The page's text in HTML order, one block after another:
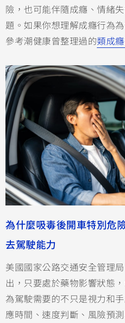
險，也可能伴隨成癮、情緒
題。如果你想理解成癮行為
參考潮健康曾整理過的類成
為什麼吸毒後開車特別危
去駕駛能力
美國國家公路交通安全管理
出，只要處於藥物影響狀態
為駕駛需要的不只是視力和
應時間、速度判斷、風險預